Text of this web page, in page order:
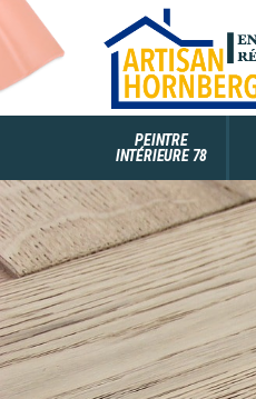
PEINTRE
INTÉRIEURE 78